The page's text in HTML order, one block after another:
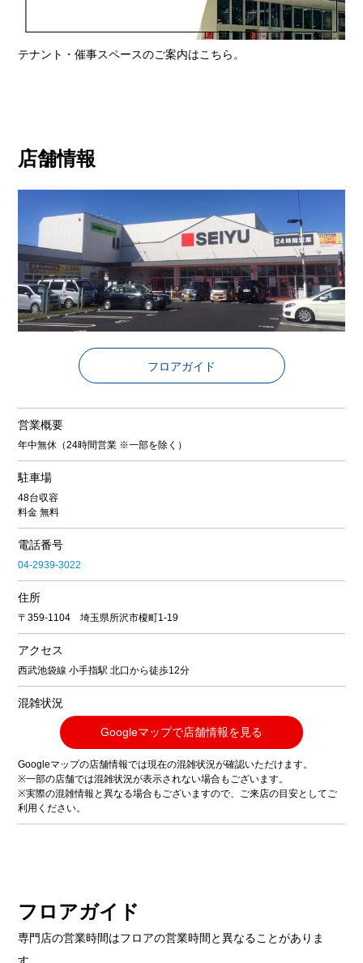
テナント・催事スペースのご案内はこちら。
店舗情報
フロアガイド
営業概要
年中無休（24時間営業 ※一部を除く）
駐車場
48台収容
料金 無料
電話番号
04-2939-3022
住所
〒359-1104 埼玉県所沢市榎町1-19
アクセス
西武池袋線 小手指駅 北口から徒歩12分
混雑状況
Googleマップで店舗情報を見る
Googleマップの店舗情報では現在の混雑状況が確認いただけます。
※一部の店舗では混雑状況が表示されない場合もございます。
※実際の混雑情報と異なる場合もございますので、ご来店の目安としてご
利用ください。
フロアガイド
専門店の営業時間はフロアの営業時間と異なることがありま